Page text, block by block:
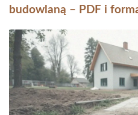
budowlaną – PDF i